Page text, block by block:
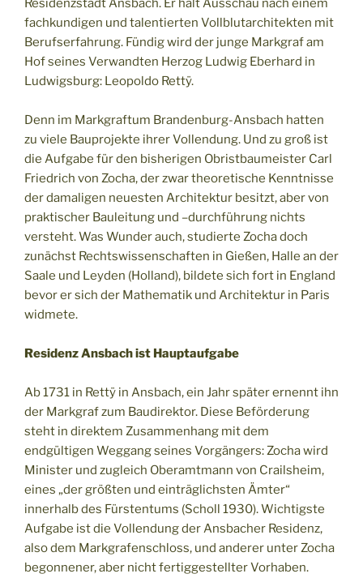
Residenzstadt Ansbach. Er hält Ausschau nach einem
fachkundigen und talentierten Vollblutarchitekten mit
Berufserfahrung. Fündig wird der junge Markgraf am
Hof seines Verwandten Herzog Ludwig Eberhard in
Ludwigsburg: Leopoldo Rettÿ.
Denn im Markgraftum Brandenburg-Ansbach hatten
zu viele Bauprojekte ihrer Vollendung. Und zu groß ist
die Aufgabe für den bisherigen Obristbaumeister Carl
Friedrich von Zocha, der zwar theoretische Kenntnisse
der damaligen neuesten Architektur besitzt, aber von
praktischer Bauleitung und –durchführung nichts
versteht. Was Wunder auch, studierte Zocha doch
zunächst Rechtswissenschaften in Gießen, Halle an der
Saale und Leyden (Holland), bildete sich fort in England
bevor er sich der Mathematik und Architektur in Paris
widmete.
Residenz Ansbach ist Hauptaufgabe
Ab 1731 in Rettÿ in Ansbach, ein Jahr später ernennt ihn
der Markgraf zum Baudirektor. Diese Beförderung
steht in direktem Zusammenhang mit dem
endgültigen Weggang seines Vorgängers: Zocha wird
Minister und zugleich Oberamtmann von Crailsheim,
eines „der größten und einträglichsten Ämter“
innerhalb des Fürstentums (Scholl 1930). Wichtigste
Aufgabe ist die Vollendung der Ansbacher Residenz,
also dem Markgrafenschloss, und anderer unter Zocha
begonnener, aber nicht fertiggestellter Vorhaben.